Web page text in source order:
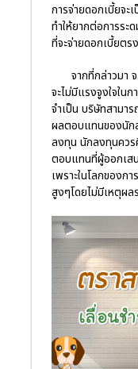
การจ่ายดอกเบี้ยจ
ทำให้ยากต่อการระ
ที่จะจ่ายดอกเบี้ยตร
จากที่กล่าวมา
จะไม่มีแรงจูงใจใน
จำเป็น บริษัทสามา
ผลตอบแทนของนัก
ลงทุน นักลงทุนควร
ตอบแทนที่ผู้ออกเส
เพราะในโลกของก
สูงๆโดยไม่มีเหตุผล